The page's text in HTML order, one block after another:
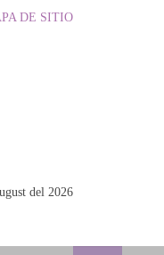
DE SITIO
del 2026